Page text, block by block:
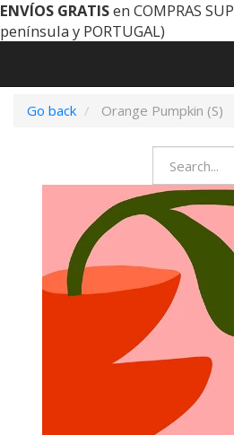
ENVÍOS GRATISen COMPRAS
península y PORTUGAL)
Go back
Orange Pumpkin (S)